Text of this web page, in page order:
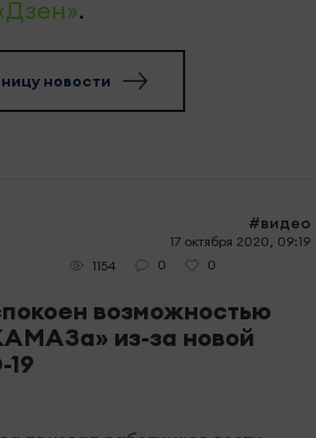
.
новости
#видео
17 октября 2020, 09:19
1154
0 0
возможностью
из-за новой